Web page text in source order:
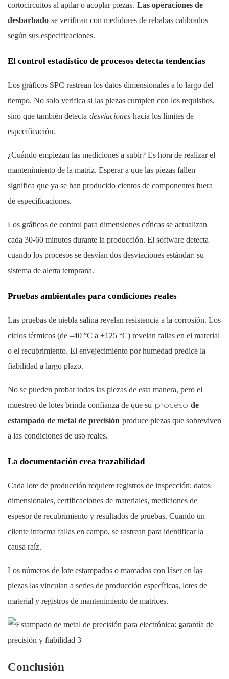
cortocircuitos al apilar o acoplar piezas. Las operaciones de
desbarbado se verifican con medidores de rebabas calibrados
según sus especificaciones.
El control estadístico de procesos detecta tendencias
Los gráficos SPC rastrean los datos dimensionales a lo largo del
tiempo. No solo verifica si las piezas cumplen con los requisitos,
sino que también detecta desviaciones hacia los límites de
especificación.
¿Cuándo empiezan las mediciones a subir? Es hora de realizar el
mantenimiento de la matriz. Esperar a que las piezas fallen
significa que ya se han producido cientos de componentes fuera
de especificaciones.
Los gráficos de control para dimensiones críticas se actualizan
cada 30-60 minutos durante la producción. El software detecta
cuando los procesos se desvían dos desviaciones estándar: su
sistema de alerta temprana.
Pruebas ambientales para condiciones reales
Las pruebas de niebla salina revelan resistencia a la corrosión. Los
ciclos térmicos (de –40 °C a +125 °C) revelan fallas en el material
o el recubrimiento. El envejecimiento por humedad predice la
fiabilidad a largo plazo.
No se pueden probar todas las piezas de esta manera, pero el
muestreo de lotes brinda confianza de que su proceso de
estampado de metal de precisión produce piezas que sobreviven
a las condiciones de uso reales.
La documentación crea trazabilidad
Cada lote de producción requiere registros de inspección: datos
dimensionales, certificaciones de materiales, mediciones de
espesor de recubrimiento y resultados de pruebas. Cuando un
cliente informa fallas en campo, se rastrean para identificar la
causa raíz.
Los números de lote estampados o marcados con láser en las
piezas las vinculan a series de producción específicas, lotes de
material y registros de mantenimiento de matrices.
Conclusión